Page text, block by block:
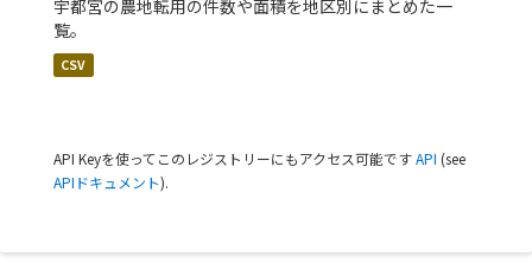
宇都宮の農地転用の件数や面積を地区別にまとめた一
覧。
CSV
API Keyを使ってこのレジストリーにもアクセス可能ですAPI (see
APIドキュメント).